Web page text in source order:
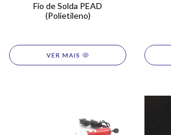
Fio de Solda PEAD
(Polietileno)